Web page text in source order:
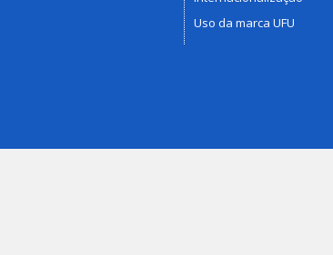
Uso da marca UFU